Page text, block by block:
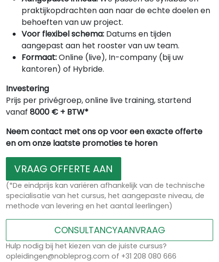
praktijkopdrachten aan naar de echte doelen en
behoeften van uw project.
Voor flexibel schema: Datums en tijden
aangepast aan het rooster van uw team.
Formaat:Online (live), In-company (bij uw
kantoren) of Hybride.
Investering
Prijs per privégroep, online live training, startend
vanaf 8000 € + BTW*
Neem contact met ons op voor een exacte offerte
en om onze laatste promoties te horen
VRAAG OFFERTE AAN
(*De eindprijs kan variëren afhankelijk van de technische
specialisatie van het cursus, het aangepaste niveau, de
methode van levering en het aantal leerlingen)
CONSULTANCYAANVRAAG
Hulp nodig bij het kiezen van de juiste cursus?
opleidingen@nobleprog.com of +31 208 080 666